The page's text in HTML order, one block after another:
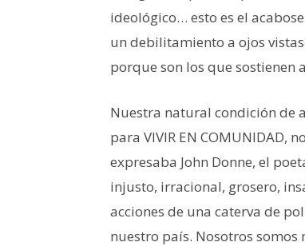
ideológico… esto es el
un debilitamiento a ojos
porque son los que sostienen
Nuestra natural condición de
para VIVIR EN COMUNIDAD,
expresaba John Donne, el
injusto, irracional, grosero,
acciones de una caterva de
nuestro país. Nosotros